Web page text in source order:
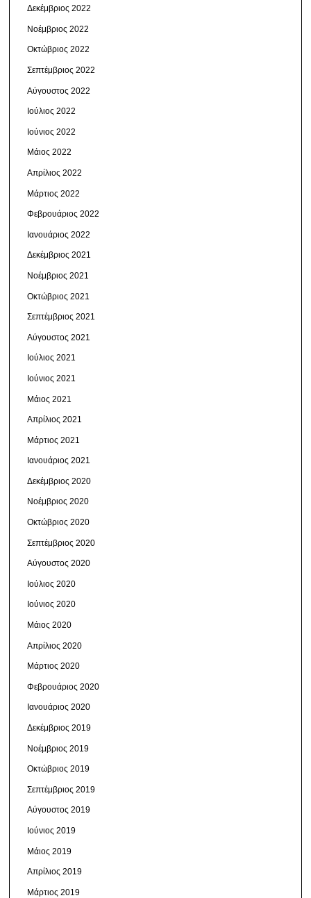
Δεκέμβριος 2022
Νοέμβριος 2022
Οκτώβριος 2022
Σεπτέμβριος 2022
Αύγουστος 2022
Ιούλιος 2022
Ιούνιος 2022
Μάιος 2022
Απρίλιος 2022
Μάρτιος 2022
Φεβρουάριος 2022
Ιανουάριος 2022
Δεκέμβριος 2021
Νοέμβριος 2021
Οκτώβριος 2021
Σεπτέμβριος 2021
Αύγουστος 2021
Ιούλιος 2021
Ιούνιος 2021
Μάιος 2021
Απρίλιος 2021
Μάρτιος 2021
Ιανουάριος 2021
Δεκέμβριος 2020
Νοέμβριος 2020
Οκτώβριος 2020
Σεπτέμβριος 2020
Αύγουστος 2020
Ιούλιος 2020
Ιούνιος 2020
Μάιος 2020
Απρίλιος 2020
Μάρτιος 2020
Φεβρουάριος 2020
Ιανουάριος 2020
Δεκέμβριος 2019
Νοέμβριος 2019
Οκτώβριος 2019
Σεπτέμβριος 2019
Αύγουστος 2019
Ιούνιος 2019
Μάιος 2019
Απρίλιος 2019
Μάρτιος 2019